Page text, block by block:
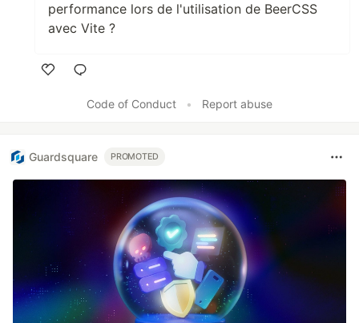
performance lors de l'utilisation de BeerCSS
avec Vite ?
Code of Conduct
• Report abuse
Guardsquare PROMOTED